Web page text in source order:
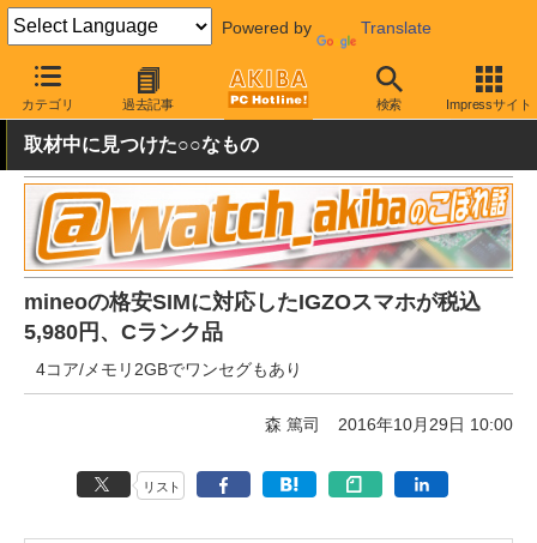
Powered by Translate
カテゴリ 過去記事 検索 Impressサイト
AKIBA PC Hotline! 秋葉原情報 価格情報 特価情報
取材中に見つけた○○なもの
mineoの格安SIMに対応したIGZOスマホが税込
5,980円、Cランク品
4コア/メモリ2GBでワンセグもあり
森 篤司 2016年10月29日 10:00
リスト